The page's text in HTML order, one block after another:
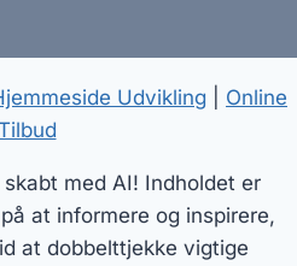
Udvikling
Online
med AI! Indholdet er
at informere og inspirere,
at dobbelttjekke vigtige